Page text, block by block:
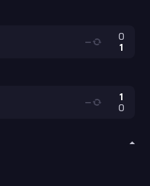
0
1
—
1
0
—